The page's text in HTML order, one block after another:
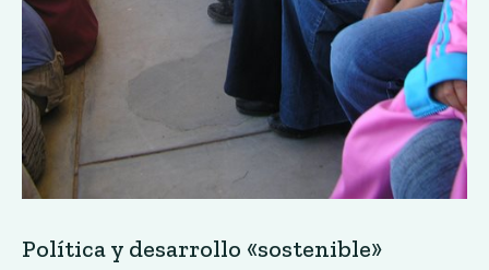
Política y desarrollo «sostenible»